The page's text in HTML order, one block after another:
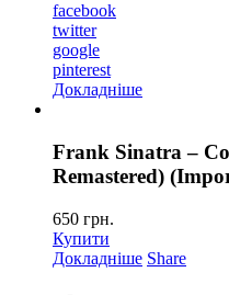
facebook
twitter
google
pinterest
Докладніше
Frank Sinatra –
Remastered)
650 грн.
Купити
Докладніше Share